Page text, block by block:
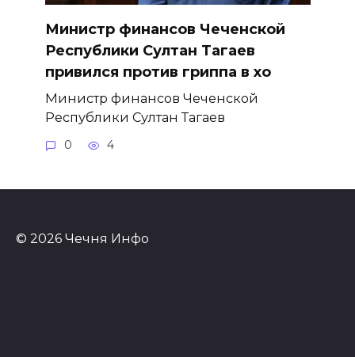
Министр финансов Чеченской
Республики Султан Тагаев
привился против гриппа в хо
Министр финансов Чеченской
Республики Султан Тагаев
0 4
© 2026 Чечня Инфо